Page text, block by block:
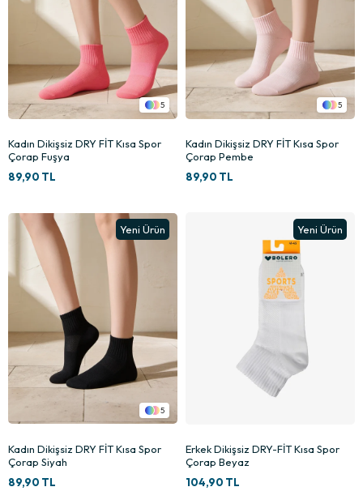
5
Kadın Dikişsiz DRY FİT Kısa Spor
Çorap Fuşya
89,90 TL
5
Kadın Dikişsiz DRY FİT Kısa Spor
Çorap Pembe
89,90 TL
5
Kadın Dikişsiz DRY FİT Kısa Spor
Çorap Siyah
89,90 TL
Yeni Ürün
Erkek Dikişsiz DRY-FİT Kısa Spor
Çorap Beyaz
104,90 TL
Yeni Ürün